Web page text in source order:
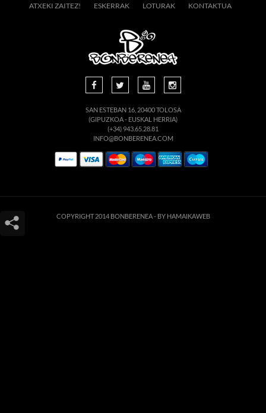
ATXEKI ZAITEZ! ESKERRAK LOTURAK KONTAKTUA
SAN ESTEBAN 16, 20400 TOLOSA
(GIPUZKOA - EUSKAL HERRIA)
(+34) 943.65.28.81
INFO@BONBERENEA.COM
COPYRIGHT 2014 BONBERENEA - BY HAMAIKAWEB